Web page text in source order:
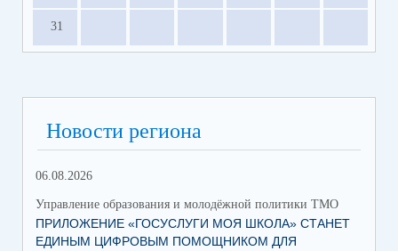
31
Новости региона
06.08.2026
Управление образования и молодёжной политики ТМО
ПРИЛОЖЕНИЕ «ГОСУСЛУГИ МОЯ ШКОЛА» СТАНЕТ
ЕДИНЫМ ЦИФРОВЫМ ПОМОЩНИКОМ ДЛЯ